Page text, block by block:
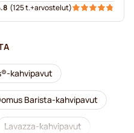
(125 t.+arvostelut)
kahvipavut
Barista-kahvipavut
Lavazza-kahvipavut